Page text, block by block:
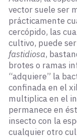
vector suele ser
prácticamente
cercópido, las
cultivo, puede
fastidiosa,
brotes o ramas
“adquiere” la
confinada en el
multiplica en el
permanece en
insecto con la
cualquier otro